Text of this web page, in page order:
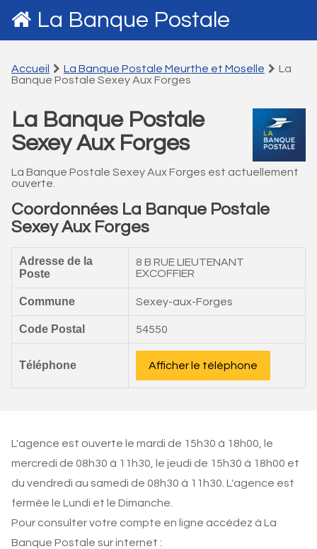
La Banque Postale
Accueil La Banque Postale Meurthe et Moselle
La
Banque Postale Sexey Aux Forges
La Banque Postale
Sexey Aux Forges
La Banque Postale Sexey Aux Forges est actuellement
ouverte.
Coordonnées La Banque Postale
Sexey Aux Forges
Adresse de la
Poste
8 B RUE LIEUTENANT
EXCOFFIER
Commune Sexey-aux-Forges
Code Postal 54550
Téléphone Afficher le téléphone
L'agence est ouverte le mardi de 15h30 à 18h00, le
mercredi de 08h30 à 11h30, le jeudi de 15h30 à 18h00 et
du vendredi au samedi de 08h30 à 11h30. L'agence est
fermée le Lundi et le Dimanche.
Pour consulter votre compte en ligne accédez à La
Banque Postale sur internet :